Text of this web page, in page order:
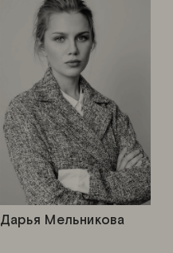
Дарья Мельникова